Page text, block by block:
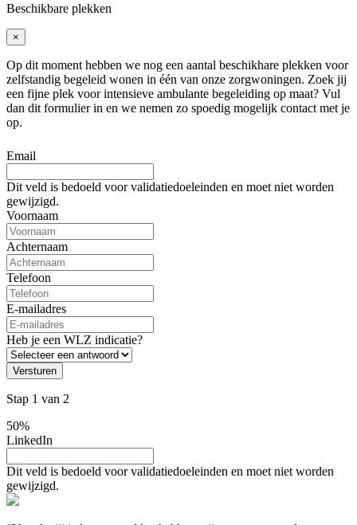
Beschikbare plekken
×
Op dit moment hebben we nog een aantal beschikhare plekken voor
zelfstandig begeleid wonen in één van onze zorgwoningen. Zoek jij
een fijne plek voor intensieve ambulante begeleiding op maat? Vul
dan dit formulier in en we nemen zo spoedig mogelijk contact met je
op.
Email
Dit veld is bedoeld voor validatiedoeleinden en moet niet worden
gewijzigd.
Voornaam
Achternaam
Telefoon
E-mailadres
Heb je een WLZ indicatie?
Versturen
Stap 1 van 2
50%
LinkedIn
Dit veld is bedoeld voor validatiedoeleinden en moet niet worden
gewijzigd.